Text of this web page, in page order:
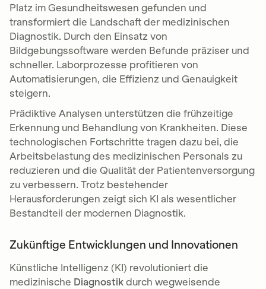
Platz im Gesundheitswesen gefunden und
transformiert die Landschaft der medizinischen
Diagnostik. Durch den Einsatz von
Bildgebungssoftware werden Befunde präziser und
schneller. Laborprozesse profitieren von
Automatisierungen, die Effizienz und Genauigkeit
steigern.
Prädiktive Analysen unterstützen die frühzeitige
Erkennung und Behandlung von Krankheiten. Diese
technologischen Fortschritte tragen dazu bei, die
Arbeitsbelastung des medizinischen Personals zu
reduzieren und die Qualität der Patientenversorgung
zu verbessern. Trotz bestehender
Herausforderungen zeigt sich KI als wesentlicher
Bestandteil der modernen Diagnostik.
Zukünftige Entwicklungen und Innovationen
Künstliche Intelligenz (KI) revolutioniert die
medizinische Diagnostik durch wegweisende